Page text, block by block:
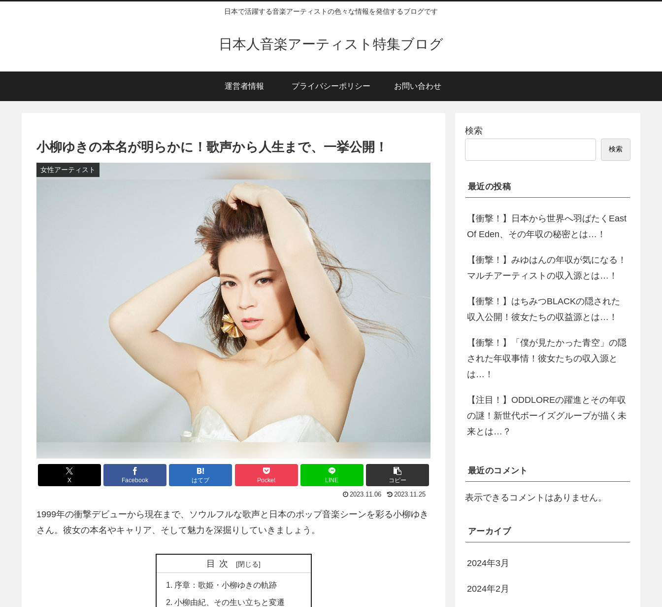
日本で活躍する音楽アーティストの色々な情報を発信するブログです
日本人音楽アーティスト特集ブログ
運営者情報 プライバシーポリシー お問い合わせ
​小柳ゆきの本名が明らかに！歌声から人生まで、一挙公開！
女性アーティスト
X Facebook はてブ Pocket LINE コピー
2023.11.06 2023.11.25
1999年の衝撃デビューから現在まで、ソウルフルな歌声と日本のポップ音楽シーンを彩る小柳ゆき
さん。彼女の本名やキャリア、そして魅力を深掘りしていきましょう。
目次
序章：歌姫・小柳ゆきの軌跡
​小柳由紀、その生い立ちと変遷
検索
検索
最近の投稿
【衝撃！】日本から世界へ羽ばたくEast
Of Eden、その年収の秘密とは…！
【衝撃！】みゆはんの年収が気になる！
マルチアーティストの収入源とは…！
【衝撃！】はちみつBLACKの隠された
収入公開！彼女たちの収益源とは…！
【衝撃！】「僕が見たかった青空」の隠
された年収事情！彼女たちの収入源と
は…！
【注目！】ODDLOREの躍進とその年収
の謎！新世代ボーイズグループが描く未
来とは…？
最近のコメント
表示できるコメントはありません。
アーカイブ
2024年3月
2024年2月